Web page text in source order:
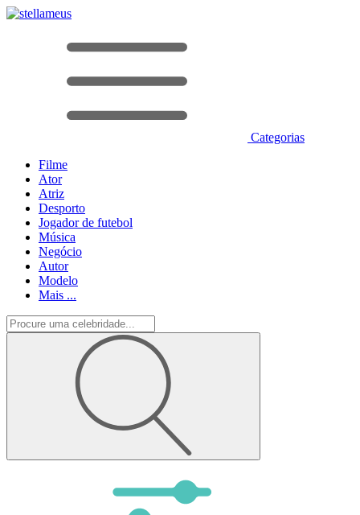
Categorias
Filme
Ator
Atriz
Desporto
Jogador de futebol
Música
Negócio
Autor
Modelo
Mais ...